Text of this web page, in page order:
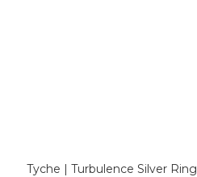
Tyche | Turbulence Silver Ring